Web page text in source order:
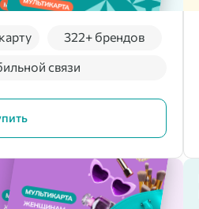
связи
322+ брендов